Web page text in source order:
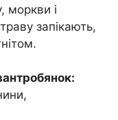
моркви і
запікають,